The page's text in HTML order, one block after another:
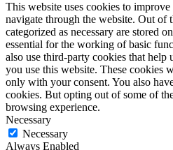
This website uses cookies to
navigate through the website. Out of
categorized as necessary are stored
essential for the working of basic
also use third-party cookies that help
you use this website. These cookies
only with your consent. You also
cookies. But opting out of some of
browsing experience.
Necessary
Necessary
Always Enabled